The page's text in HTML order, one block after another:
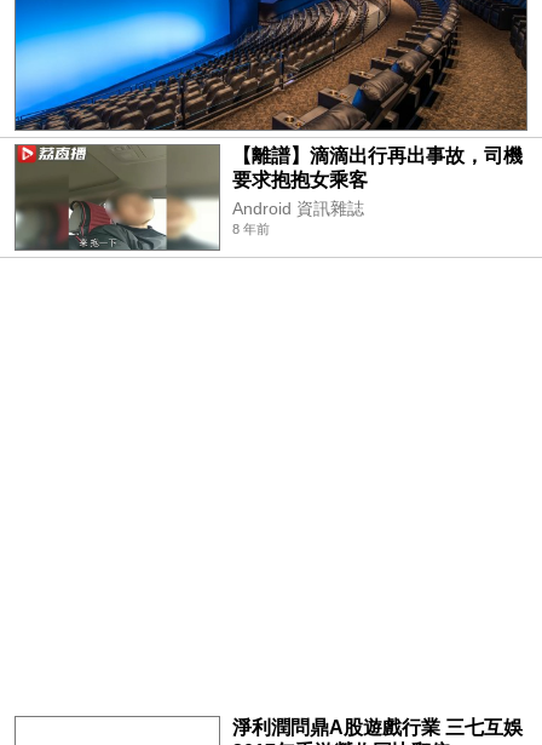
【離譜】滴滴出行再出事故，司機
要求抱抱女乘客
Android 資訊雜誌
8 年前
淨利潤問鼎A股遊戲行業 三七互娛